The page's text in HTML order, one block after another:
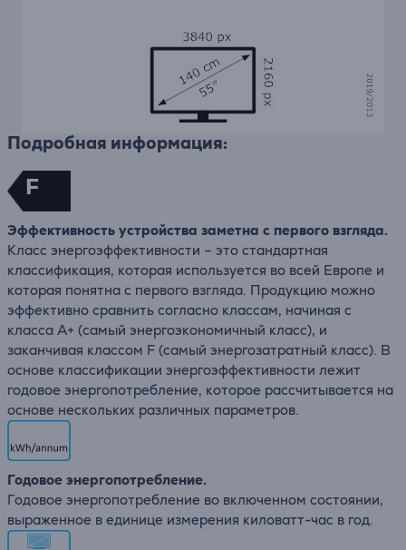
Подробная информация:
F
Эффективность устройства заметна с первого взгляда.
Класс энергоэффективности – это стандартная
классификация, которая используется во всей Европе и
которая понятна с первого взгляда. Продукцию можно
эффективно сравнить согласно классам, начиная с
класса A+ (самый энергоэкономичный класс), и
заканчивая классом F (самый энергозатратный класс). В
основе классификации энергоэффективности лежит
годовое энергопотребление, которое рассчитывается на
основе нескольких различных параметров.
Годовое энергопотребление.
Годовое энергопотребление во включенном состоянии,
выраженное в единице измерения киловатт-час в год.